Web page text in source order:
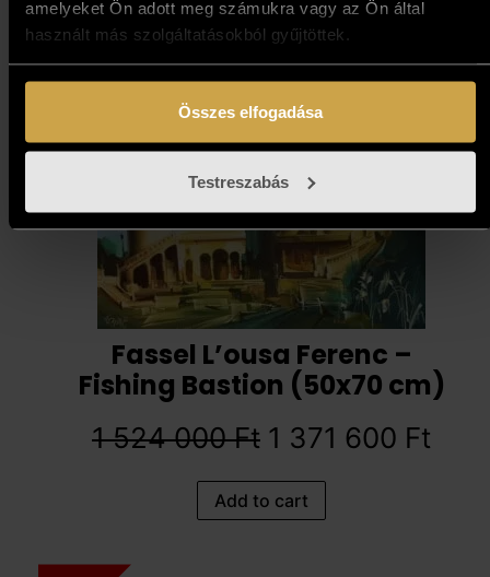
amelyeket Ön adott meg számukra vagy az Ön által
használt más szolgáltatásokból gyűjtöttek.
Összes elfogadása
Testreszabás
Add to cart
Fassel L’ousa Ferenc –
Fishing Bastion (50x70 cm)
1 524 000Ft 1 371 600 Ft
Add to cart